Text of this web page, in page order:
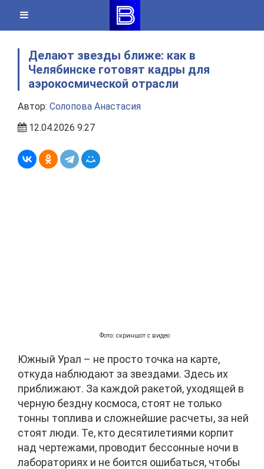
content
Делают звезды ближе: как в
Челябинске готовят кадры для
аэрокосмической отрасли
Автор: Солопова Анастасия
12.04.2026 9:27
Фото: скриншот с видео
Южный Урал – не просто точка на карте,
откуда наблюдают за звездами. Здесь их
приближают. За каждой ракетой, уходящей в
черную бездну космоса, стоят не только
тонны топлива и сложнейшие расчеты, за ней
стоят люди. Те, кто десятилетиями корпит
над чертежами, проводит бессонные ночи в
лабораториях и не боится ошибаться, чтобы